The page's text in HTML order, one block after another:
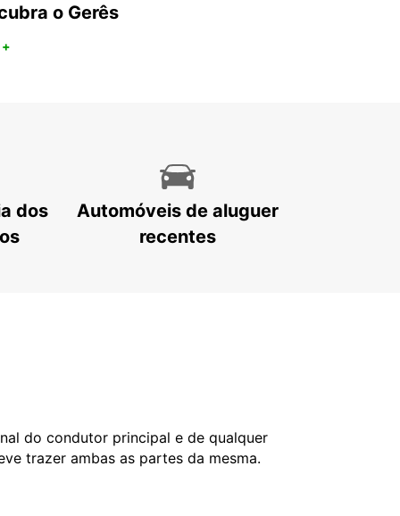
o Gerês
dos
Automóveis de aluguer
recentes
do condutor principal e de qualquer
trazer ambas as partes da mesma.